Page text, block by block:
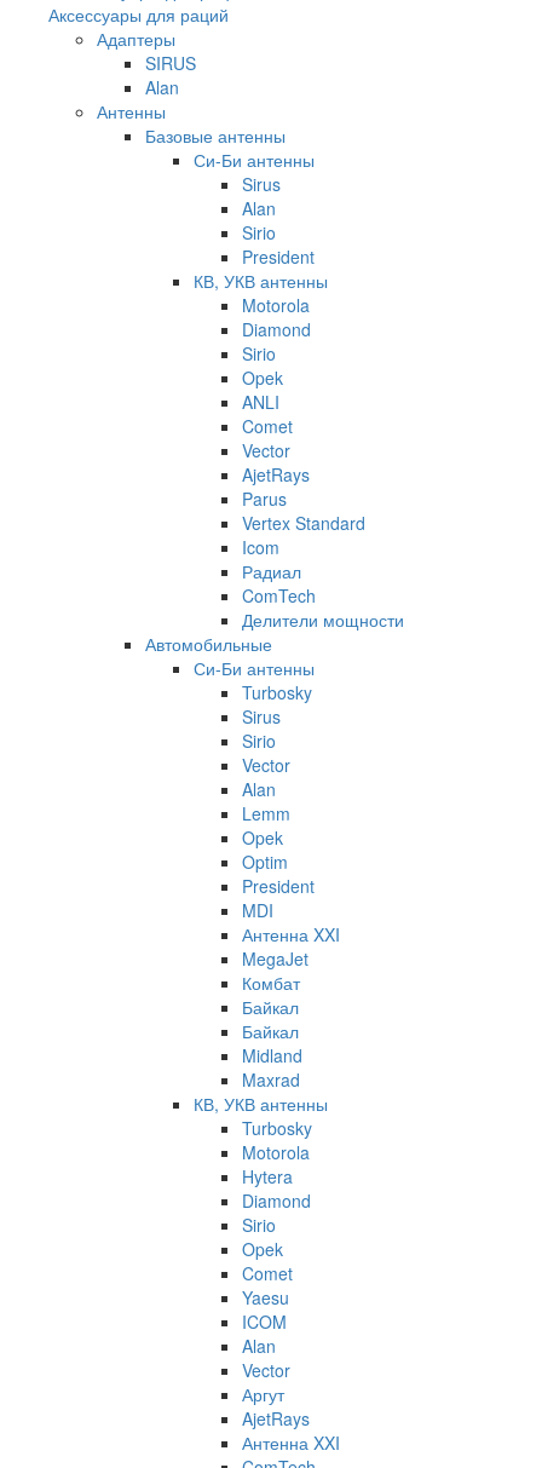
Аксессуары для раций
Адаптеры
SIRUS
Alan
Антенны
Базовые антенны
Си-Би антенны
Sirus
Alan
Sirio
President
КВ, УКВ антенны
Motorola
Diamond
Sirio
Opek
ANLI
Comet
Vector
AjetRays
Parus
Vertex Standard
Icom
Радиал
ComTech
Делители мощности
Автомобильные
Си-Би антенны
Turbosky
Sirus
Sirio
Vector
Alan
Lemm
Opek
Optim
President
MDI
Антенна XXI
MegaJet
Комбат
Байкал
Байкал
Midland
Maxrad
КВ, УКВ антенны
Turbosky
Motorola
Hytera
Diamond
Sirio
Opek
Comet
Yaesu
ICOM
Alan
Vector
Аргут
AjetRays
Антенна XXI